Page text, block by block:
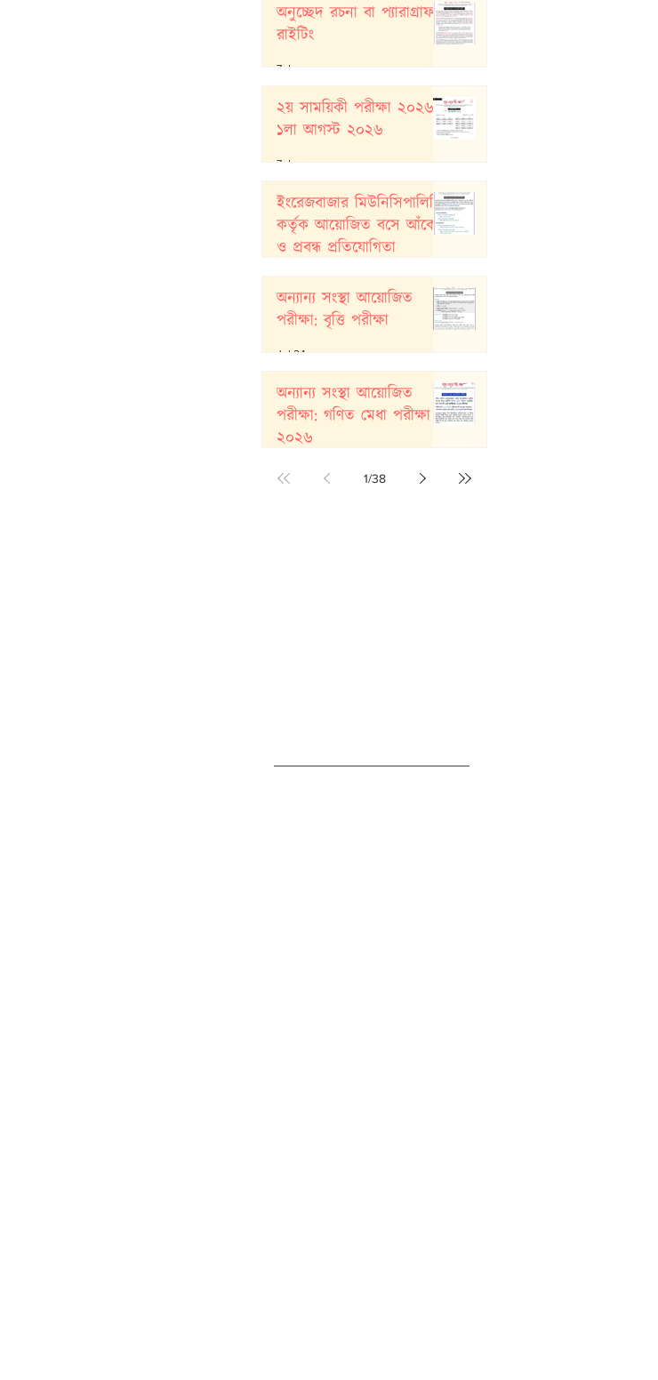
অনুচ্ছেদ রচনা বা প্যারাগ্রাফ
রাইটিং
7 days ago
২য় সাময়িকী পরীক্ষা ২০২৬:
১লা আগস্ট ২০২৬
7 days ago
ইংরেজবাজার মিউনিসিপালিটি
কর্তৃক আয়োজিত বসে আঁকো
ও প্রবন্ধ প্রতিযোগিতা
অন্যান্য সংস্থা আয়োজিত
পরীক্ষা: বৃত্তি পরীক্ষা
Jul 24
অন্যান্য সংস্থা আয়োজিত
পরীক্ষা: গণিত মেধা পরীক্ষা
২০২৬
Jul 20 1/38